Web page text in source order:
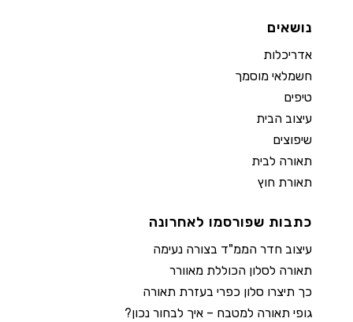
נושאים
אדריכלות
חשמלאי מוסמך
טיפים
עיצוב הבית
שיפוצים
תאורה לבית
תאורת חוץ
כתבות שפורסמו לאחרונה
עיצוב חדר הממ"ד בצורה נעימה
תאורה לסלון הכוללת מאוורר
כך תיצרו סלון כפרי בעזרת תאורה
גופי תאורה למטבח – איך לבחור נכון?